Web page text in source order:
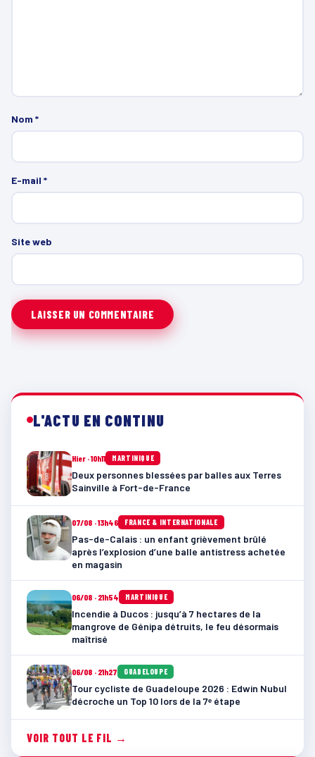
Nom *
E-mail *
Site web
L'ACTU EN CONTINU
Hier · 10h11 MARTINIQUE
Deux personnes blessées par balles aux Terres
Sainville à Fort-de-France
07/08 · 13h46 FRANCE & INTERNATIONALE
Pas-de-Calais : un enfant grièvement brûlé
après l’explosion d’une balle antistress achetée
en magasin
06/08 · 21h54 MARTINIQUE
Incendie à Ducos : jusqu’à 7 hectares de la
mangrove de Génipa détruits, le feu désormais
maîtrisé
06/08 · 21h27 GUADELOUPE
Tour cycliste de Guadeloupe 2026 : Edwin Nubul
décroche un Top 10 lors de la 7ᵉ étape
VOIR TOUT LE FIL →